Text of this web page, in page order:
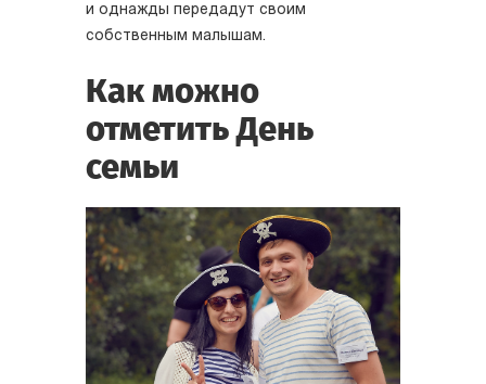
и однажды передадут своим
собственным малышам.
Как можно
отметить День
семьи